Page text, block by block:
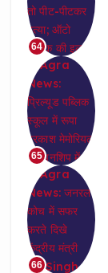
64
65
66